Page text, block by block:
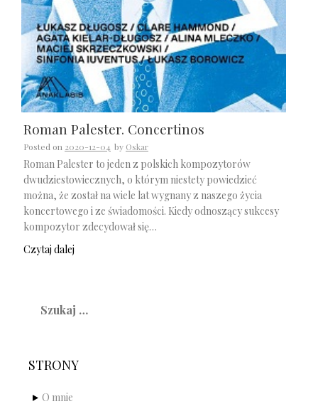
Roman Palester. Concertinos
Posted on 2020-12-04 by Oskar
Roman Palester to jeden z polskich kompozytorów
dwudziestowiecznych, o którym niestety powiedzieć
można, że został na wiele lat wygnany z naszego życia
koncertowego i ze świadomości. Kiedy odnoszący sukcesy
kompozytor zdecydował się…
Czytaj dalej
STRONY
O mnie